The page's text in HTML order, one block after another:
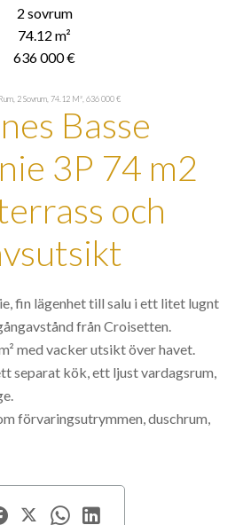
2 sovrum
74.12 m²
636 000 €
2 Sovrum, 74.12 M², 636 000 €
Basse
3P 74 m2
och
fin lägenhet till salu i ett litet lugnt
från Croisetten.
med vacker utsikt över havet.
separat kök, ett ljust vardagsrum,
förvaringsutrymmen, duschrum,